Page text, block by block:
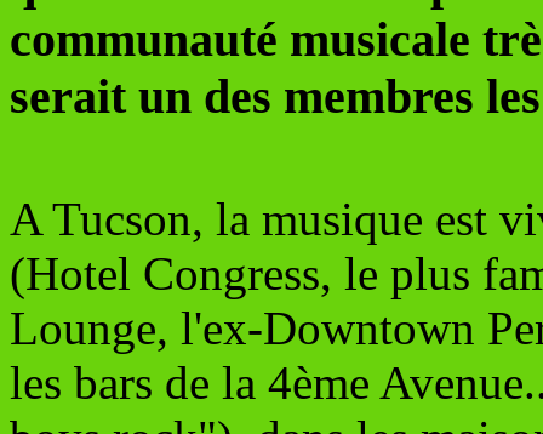
communauté musicale
serait un des membres
A Tucson, la musique est
(Hotel Congress, le plus
Lounge, l'ex-Downtown
les bars de la 4ème